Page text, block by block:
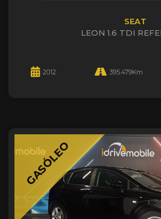
SEAT
LEON 1.6 TDI
2012 395.479Km
GASÓLEO